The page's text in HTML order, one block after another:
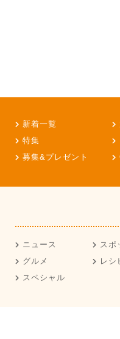
新着一覧
特集
募集&プレゼント
ニュース スポ
グルメ
レシ
スペシャル